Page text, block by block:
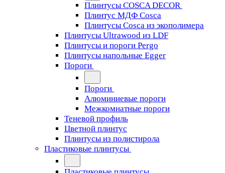
Плинтусы COSCA DECOR
Плинтус МДФ Cosca
Плинтусы Cosca из экополимера
Плинтусы Ultrawood из LDF
Плинтусы и пороги Pergo
Плинтусы напольные Egger
Пороги
Пороги
Алюминиевые пороги
Межкомнатные пороги
Теневой профиль
Цветной плинтус
Плинтусы из полистирола
Пластиковые плинтусы